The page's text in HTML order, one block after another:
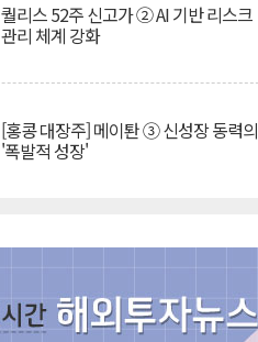
퀄리스 52주 신고가 ② AI 기반 리스크
관리 체계 강화
[홍콩 대장주] 메이퇀 ③ 신성장 동력의
'폭발적 성장'